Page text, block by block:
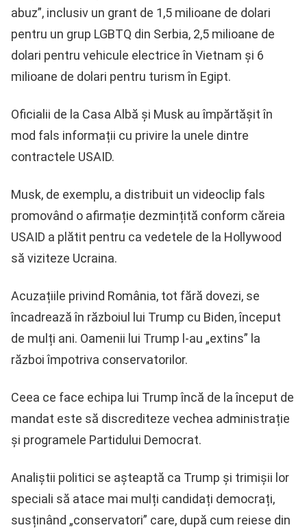
abuz”, inclusiv un grant de 1,5 milioane de dolari
pentru un grup LGBTQ din Serbia, 2,5 milioane de
dolari pentru vehicule electrice în Vietnam și 6
milioane de dolari pentru turism în Egipt.
Oficialii de la Casa Albă și Musk au împărtășit în
mod fals informații cu privire la unele dintre
contractele USAID.
Musk, de exemplu, a distribuit un videoclip fals
promovând o afirmație dezmințită conform căreia
USAID a plătit pentru ca vedetele de la Hollywood
să viziteze Ucraina.
Acuzațiile privind România, tot fără dovezi, se
încadrează în războiul lui Trump cu Biden, început
de mulți ani. Oamenii lui Trump l-au „extins” la
război împotriva conservatorilor.
Ceea ce face echipa lui Trump încă de la început de
mandat este să discrediteze vechea administrație
și programele Partidului Democrat.
Analiștii politici se așteaptă ca Trump și trimișii lor
speciali să atace mai mulți candidați democrați,
susținând „conservatori” care, după cum reiese din